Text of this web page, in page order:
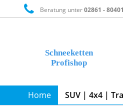
Beratung unter02861 -
Home SUV | 4x4 |